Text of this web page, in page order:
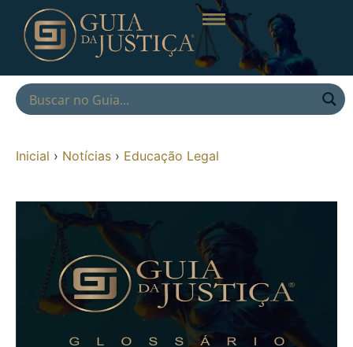
Inicial › Notícias › Educação Legal